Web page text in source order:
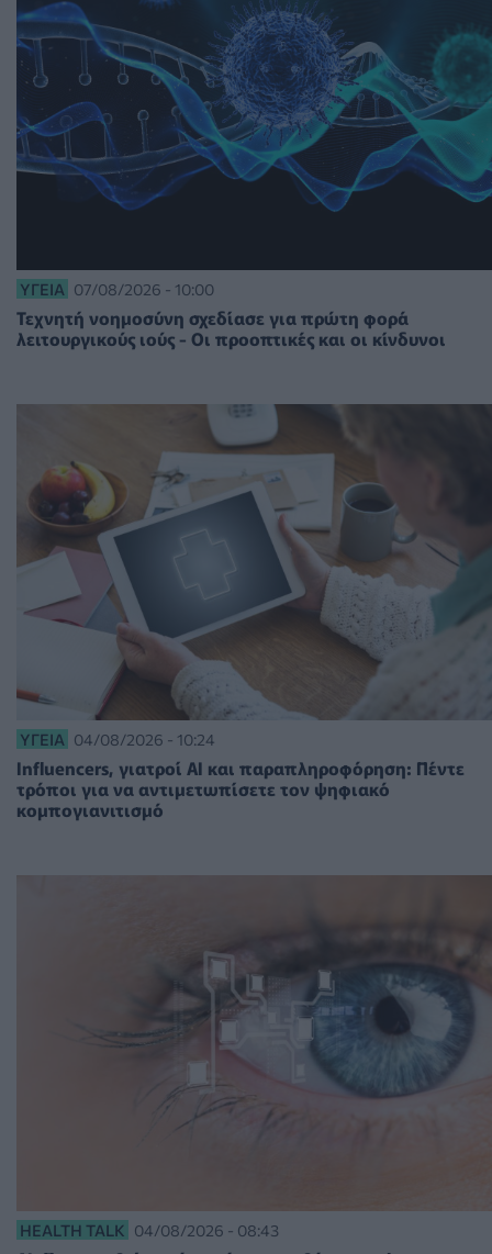
ΥΓΕΊΑ 07/08/2026 - 10:00
Τεχνητή νοημοσύνη σχεδίασε για πρώτη φορά
λειτουργικούς ιούς - Oι προοπτικές και οι κίνδυνοι
ΥΓΕΊΑ 04/08/2026 - 10:24
Influencers, γιατροί AI και παραπληροφόρηση: Πέντε
τρόποι για να αντιμετωπίσετε τον ψηφιακό
κομπογιανιτισμό
HEALTH TALK 04/08/2026 - 08:43